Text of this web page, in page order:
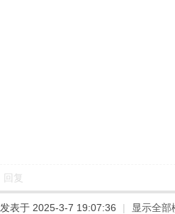
回复
发表于 2025-3-7 19:07:36 | 显示全部